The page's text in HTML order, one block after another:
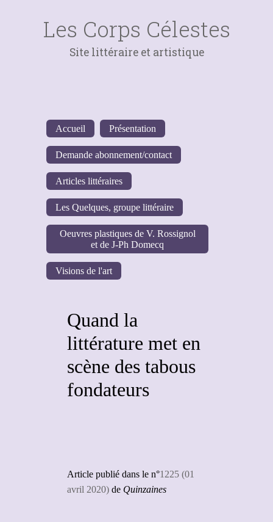
Les Corps Célestes
Site littéraire et artistique
Accueil Présentation
Demande abonnement/contact
Articles littéraires
Les Quelques, groupe littéraire
Oeuvres plastiques de V. Rossignol
et de J-Ph Domecq
Visions de l'art
Quand la
littérature met en
scène des tabous
fondateurs
Article publié dans le n°1225 (01
avril 2020) de Quinzaines